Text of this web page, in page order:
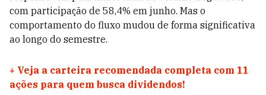
com participação de 58,4% em junho. Mas o
comportamento do fluxo mudou de forma significativa
ao longo do semestre.
+ Veja a carteira recomendada completa com 11
ações para quem busca dividendos!